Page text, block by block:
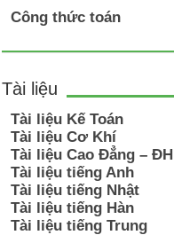
Công thức toán
Tài liệu
Tài liệu Kế Toán
Tài liệu Cơ Khí
Tài liệu Cao Đẳng – ĐH
Tài liệu tiếng Anh
Tài liệu tiếng Nhật
Tài liệu tiếng Hàn
Tài liệu tiếng Trung